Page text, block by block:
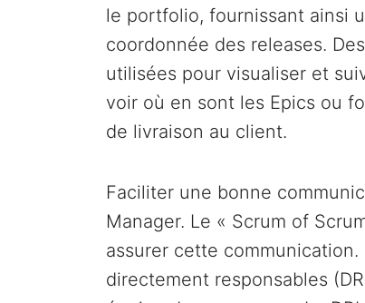
le portfolio, fournissant ainsi
coordonnée des releases.
utilisées pour visualiser et
voir où en sont les Epics ou
de livraison au client.
Faciliter une bonne
Manager. Le « Scrum of
assurer cette
directement responsables